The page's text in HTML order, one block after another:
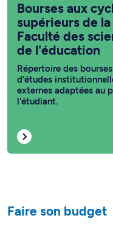
Bourses aux
supérieurs de la
Faculté des
de l'éducation
Répertoire des bourses
d'études
externes adaptées au
l'étudiant.
Faire son budget